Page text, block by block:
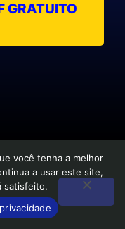
GRATUITO
você tenha a melhor
a usar este site,
satisfeito.